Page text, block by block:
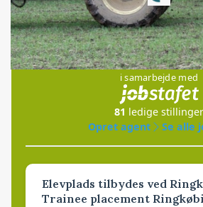
Jobs
i samarbejde med
81 ledige stillinger
Opret agent
Se alle
Elevplads tilbydes ved
Trainee placement